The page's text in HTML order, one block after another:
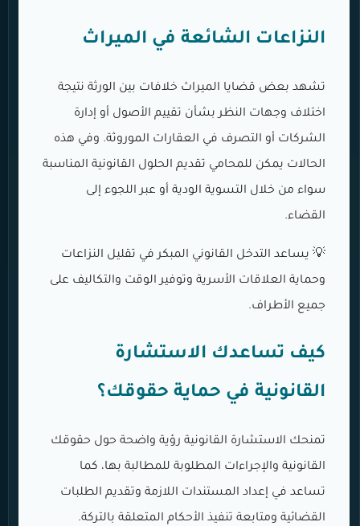
النزاعات الشائعة في الميراث
تشهد بعض قضايا الميراث خلافات بين الورثة نتيجة
اختلاف وجهات النظر بشأن تقييم الأصول أو إدارة
الشركات أو التصرف في العقارات الموروثة. وفي هذه
الحالات يمكن للمحامي تقديم الحلول القانونية المناسبة
سواء من خلال التسوية الودية أو عبر اللجوء إلى
القضاء.
💡 يساعد التدخل القانوني المبكر في تقليل النزاعات
وحماية العلاقات الأسرية وتوفير الوقت والتكاليف على
جميع الأطراف.
كيف تساعدك الاستشارة
القانونية في حماية حقوقك؟
تمنحك الاستشارة القانونية رؤية واضحة حول حقوقك
القانونية والإجراءات المطلوبة للمطالبة بها، كما
تساعد في إعداد المستندات اللازمة وتقديم الطلبات
القضائية ومتابعة تنفيذ الأحكام المتعلقة بالتركة.